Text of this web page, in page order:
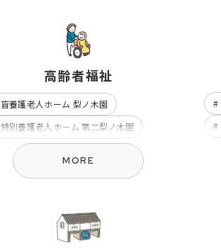
高齢者福祉
盲養護老人ホーム 梨ノ木園
特別養護老人ホーム 第二梨ノ木園
在宅介護支援センター なしのき
デイサービスセンター なしのき
MORE